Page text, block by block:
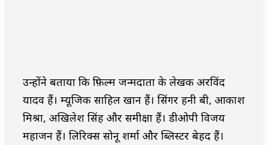
उन्होंने बताया कि फ़िल्म जन्मदाता के लेखक अरविंद
यादव हैं। म्यूजिक साहिल खान हैं। सिंगर हनी बी, आकाश
मिश्रा, अखिलेश सिंह और समीक्षा हैं। डीओपी विजय
महाजन हैं। लिरिक्स सोनू शर्मा और ब्लिस्टर बेहद हैं।